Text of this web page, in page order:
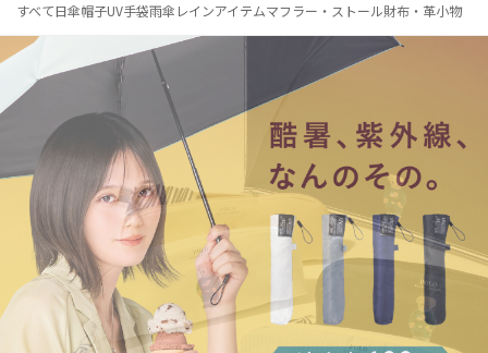
すべて日傘帽子UV手袋雨傘 レインアイテムマフラー・ストール財布・革小物